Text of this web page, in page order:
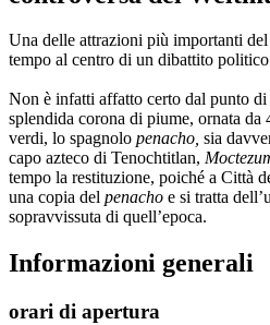
Una delle attrazioni più importanti
tempo al centro di un dibattito
Non è infatti affatto certo dal punto
splendida corona di piume, ornata
verdi, lo spagnolo penacho, sia
capo azteco di Tenochtitlan,
tempo la restituzione, poiché a Città
una copia del penacho e si tratta
sopravvissuta di quell’epoca.
Informazioni generali
orari di apertura